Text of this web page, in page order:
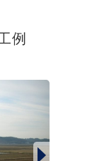
例